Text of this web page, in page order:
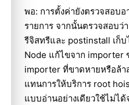
พอ: การตั้งค่ายังตรวจสอบ
รายการ จากนั้นตรวจสอบ
รีจิสทรีและ postinstall เก็
Node แก้ไขจาก importer
importer ที่ขาดหายหรือล้
แทนการให้บริการ root
แบบอ่านอย่างเดียวใช้ไม่ไ